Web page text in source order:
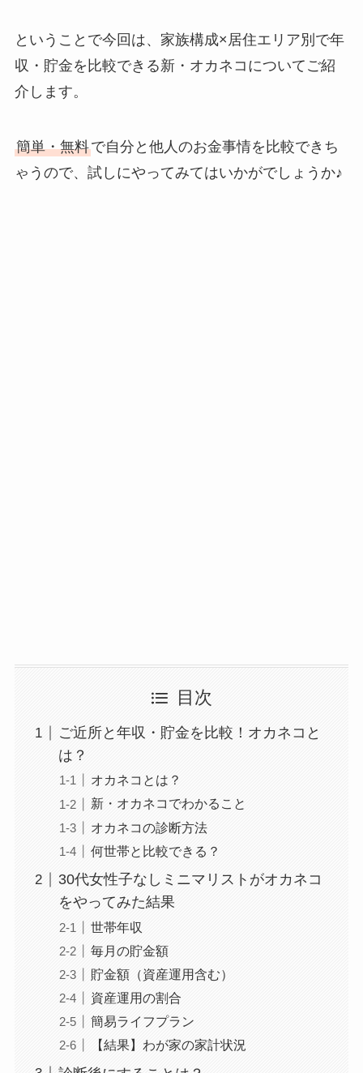
ということで今回は、家族構成×居住エリア別で年
収・貯金を比較できる新・オカネコについてご紹
介します。
簡単・無料で自分と他人のお金事情を比較できち
ゃうので、試しにやってみてはいかがでしょうか♪
目次
ご近所と年収・貯金を比較！オカネコと
は？
オカネコとは？
新・オカネコでわかること
オカネコの診断方法
何世帯と比較できる？
30代女性子なしミニマリストがオカネコ
をやってみた結果
世帯年収
毎月の貯金額
貯金額（資産運用含む）
資産運用の割合
簡易ライフプラン
【結果】わが家の家計状況